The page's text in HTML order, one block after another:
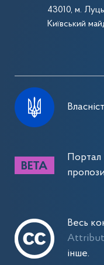
43010, м.
Київський
Портал
Весь
інше.